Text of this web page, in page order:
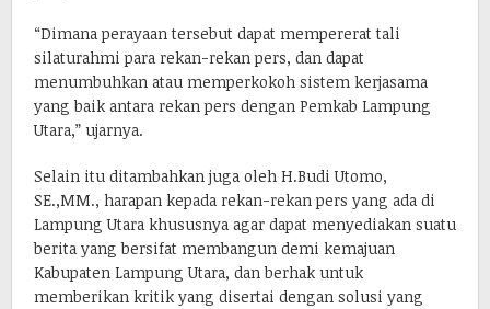
“Dimana perayaan tersebut dapat mempererat tali
silaturahmi para rekan-rekan pers, dan dapat
menumbuhkan atau memperkokoh sistem kerjasama
yang baik antara rekan pers dengan Pemkab Lampung
Utara,” ujarnya.
Selain itu ditambahkan juga oleh H.Budi Utomo,
SE.,MM., harapan kepada rekan-rekan pers yang ada di
Lampung Utara khususnya agar dapat menyediakan suatu
berita yang bersifat membangun demi kemajuan
Kabupaten Lampung Utara, dan berhak untuk
memberikan kritik yang disertai dengan solusi yang